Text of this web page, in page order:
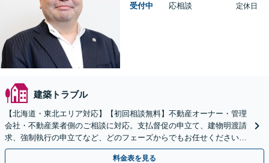
受付中
応相談
定休日
建築トラブル
【北海道・東北エリア対応】【初回相談無料】不動産オーナー・管理
会社・不動産業者側のご相談に対応。支払督促の申立て、建物明渡請
求、強制執行の申立てなど、どのフェーズからでもお任せください。
他士業ともワンストップで対応可能【休日・夜間面談OK】
料金表を見る